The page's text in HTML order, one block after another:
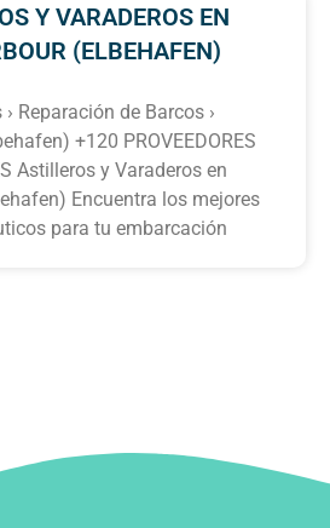
Y VARADEROS EN
(ELBEHAFEN)
Reparación de Barcos ›
+120 PROVEEDORES
Astilleros y Varaderos en
Encuentra los mejores
para tu embarcación